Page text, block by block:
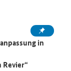
in